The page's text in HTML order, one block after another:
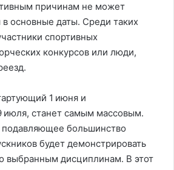
причинам не может
в основные даты. Среди таких
спортивных
конкурсов или люди,
1 июня и
станет самым массовым.
большинство
будет демонстрировать
выбранным дисциплинам. В этот